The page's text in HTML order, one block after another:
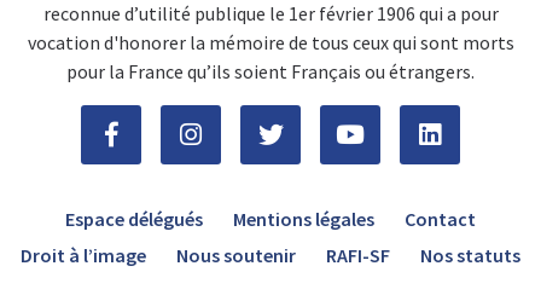
reconnue d’utilité publique le 1er février 1906 qui a pour
vocation d'honorer la mémoire de tous ceux qui sont morts
pour la France qu’ils soient Français ou étrangers.
Espace délégués Mentions légales
Contact
Droit à l’image
Nous soutenir RAFI-SF Nos statuts